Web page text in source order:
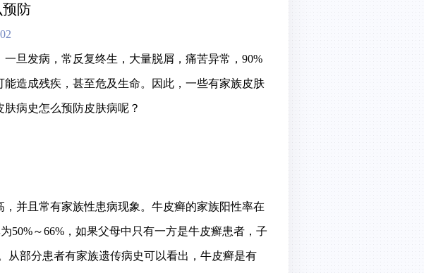
防
旦发病，常反复终生，大量脱屑，痛苦异常，90%
造成残疾，甚至危及生命。因此，一些有家族皮肤
病史怎么预防皮肤病呢？
并且常有家族性患病现象。牛皮癣的家族阳性率在
50%～66%，如果父母中只有一方是牛皮癣患者，子
从部分患者有家族遗传病史可以看出，牛皮癣是有